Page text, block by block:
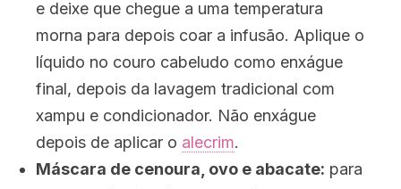
e deixe que chegue a uma temperatura
morna para depois coar a infusão. Aplique o
líquido no couro cabeludo como enxágue
final, depois da lavagem tradicional com
xampu e condicionador. Não enxágue
depois de aplicar o alecrim.
Máscara de cenoura, ovo e abacate: para